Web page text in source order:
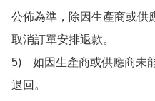
公佈為準，除因生產商或供
取消訂單安排退款。
5)　如因生產商或供應商未
退回。